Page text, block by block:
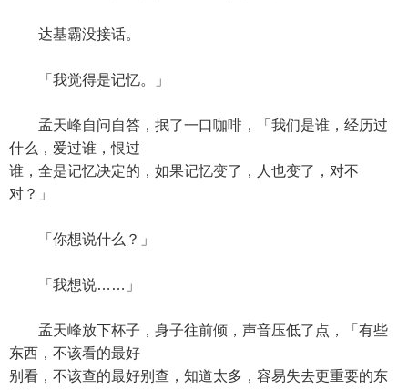
达基霸没接话。
「我觉得是记忆。」
孟天峰自问自答，抿了一口咖啡，「我们是谁，经历过
什么，爱过谁，恨过
谁，全是记忆决定的，如果记忆变了，人也变了，对不
对？」
「你想说什么？」
「我想说……」
孟天峰放下杯子，身子往前倾，声音压低了点，「有些
东西，不该看的最好
别看，不该查的最好别查，知道太多，容易失去更重要的东